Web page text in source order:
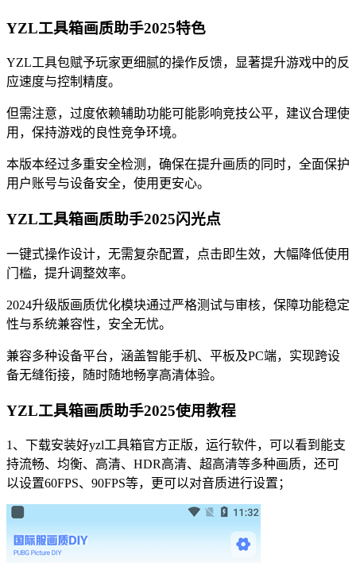
YZL工具箱画质助手2025特色
YZL工具包赋予玩家更细腻的操作反馈，显著提升游戏中的反
应速度与控制精度。
但需注意，过度依赖辅助功能可能影响竞技公平，建议合理使
用，保持游戏的良性竞争环境。
本版本经过多重安全检测，确保在提升画质的同时，全面保护
用户账号与设备安全，使用更安心。
YZL工具箱画质助手2025闪光点
一键式操作设计，无需复杂配置，点击即生效，大幅降低使用
门槛，提升调整效率。
2024升级版画质优化模块通过严格测试与审核，保障功能稳定
性与系统兼容性，安全无忧。
兼容多种设备平台，涵盖智能手机、平板及PC端，实现跨设
备无缝衔接，随时随地畅享高清体验。
YZL工具箱画质助手2025使用教程
1、下载安装好yzl工具箱官方正版，运行软件，可以看到能支
持流畅、均衡、高清、HDR高清、超高清等多种画质，还可
以设置60FPS、90FPS等，更可以对音质进行设置；